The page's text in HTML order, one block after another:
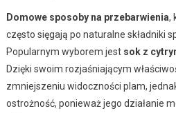
Domowe sposoby na przebarwienia,
często sięgają po naturalne składniki
Popularnym wyborem jest sok z
Dzięki swoim rozjaśniającym
zmniejszeniu widoczności plam,
ostrożność, ponieważ jego działanie